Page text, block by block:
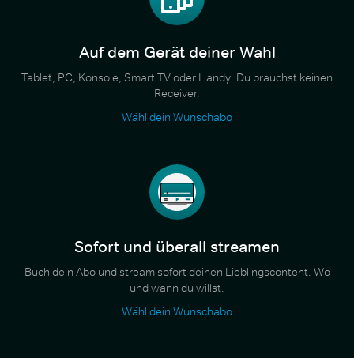
Auf dem Gerät deiner Wahl
Tablet, PC, Konsole, Smart TV oder Handy. Du brauchst keinen
Receiver.
Wähl dein Wunschabo
Sofort und überall streamen
Buch dein Abo und stream sofort deinen Lieblingscontent. Wo
und wann du willst.
Wähl dein Wunschabo